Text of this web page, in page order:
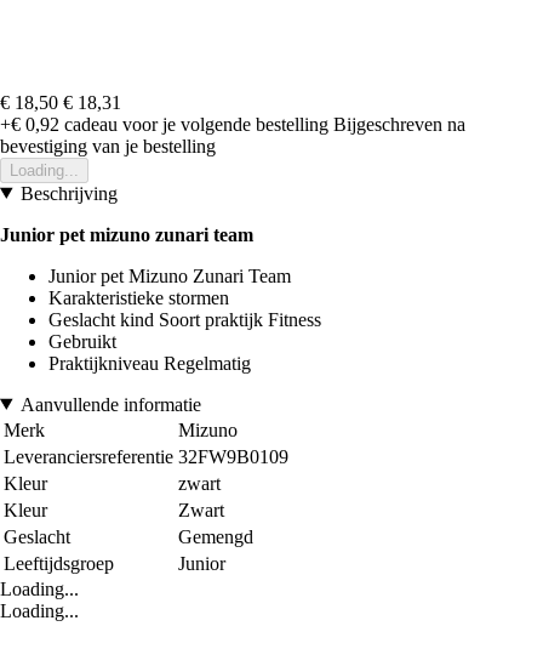
€ 18,50 € 18,31
+€ 0,92 cadeau voor je volgende bestelling Bijgeschreven na
bevestiging van je bestelling
Loading...
Beschrijving
Junior pet mizuno zunari team
Junior pet Mizuno Zunari Team
Karakteristieke stormen
Geslacht kind Soort praktijk Fitness
Gebruikt
Praktijkniveau Regelmatig
Aanvullende informatie
Merk
Mizuno
Leveranciersreferentie 32FW9B0109
Kleur
zwart
Kleur
Zwart
Geslacht
Gemengd
Leeftijdsgroep
Junior
Loading...
Loading...